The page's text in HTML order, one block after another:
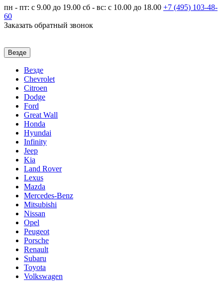
пн - пт: с 9.00 до 19.00 сб - вс: с 10.00 до 18.00 +7 (495) 103-48-
60
Заказать обратный звонок
Везде
Везде
Chevrolet
Citroen
Dodge
Ford
Great Wall
Honda
Hyundai
Infinity
Jeep
Kia
Land Rover
Lexus
Mazda
Mercedes-Benz
Mitsubishi
Nissan
Opel
Peugeot
Porsche
Renault
Subaru
Toyota
Volkswagen